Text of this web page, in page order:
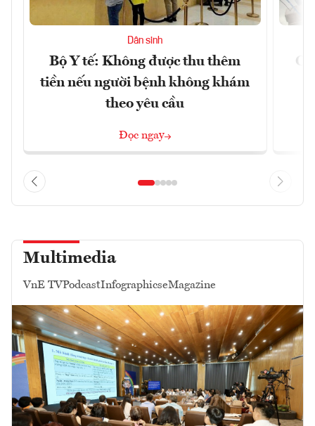
Dân sinh
Bộ Y tế: Không được thu thêm
tiền nếu người bệnh không khám
theo yêu cầu
Đọc ngay
Multimedia
VnE TVPodcastInfographicseMagazine